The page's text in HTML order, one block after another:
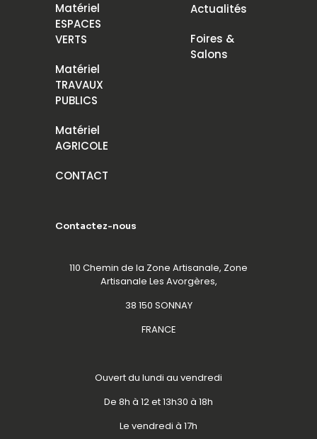
Matériel
ESPACES
VERTS
Matériel
TRAVAUX
PUBLICS
Matériel
AGRICOLE
CONTACT
Actualités
Foires &
Salons
Contactez-nous
110 Chemin de la Zone Artisanale, Zone
Artisanale Les Avorgères,
38 150 SONNAY
FRANCE
Ouvert du lundi au vendredi
De 8h à 12 et 13h30 à 18h
Le vendredi à 17h